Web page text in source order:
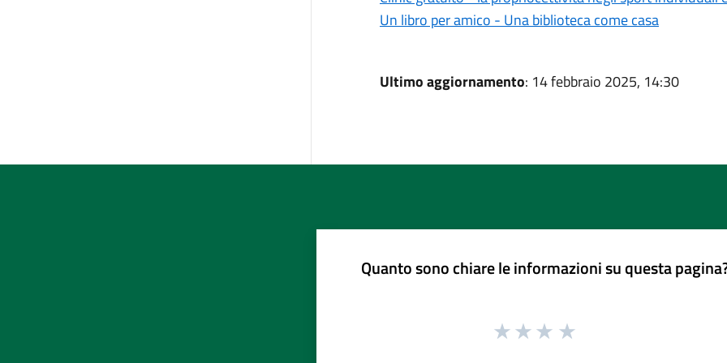
Un libro per amico - Una biblioteca come casa
Ultimo aggiornamento: 14 febbraio 2025, 14:30
Quanto sono chiare le informazioni su questa